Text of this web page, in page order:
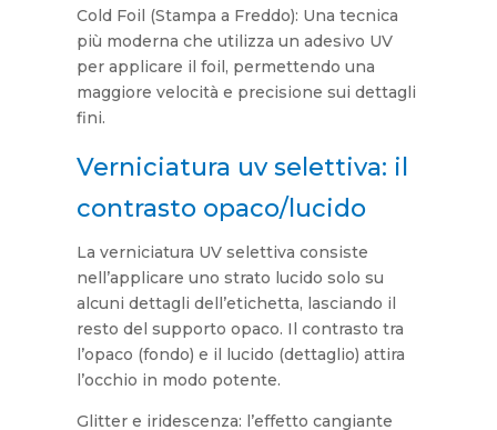
Cold Foil (Stampa a Freddo): Una tecnica
più moderna che utilizza un adesivo UV
per applicare il foil, permettendo una
maggiore velocità e precisione sui dettagli
fini.
Verniciatura uv selettiva: il
contrasto opaco/lucido
La verniciatura UV selettiva consiste
nell’applicare uno strato lucido solo su
alcuni dettagli dell’etichetta, lasciando il
resto del supporto opaco. Il contrasto tra
l’opaco (fondo) e il lucido (dettaglio) attira
l’occhio in modo potente.
Glitter e iridescenza: l’effetto cangiante